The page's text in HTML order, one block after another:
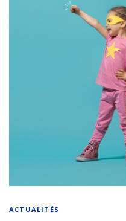
ACTUALITÉS